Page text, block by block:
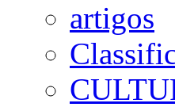
artigos